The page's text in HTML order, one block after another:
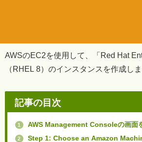
AWSのEC2を使用して、「Red Hat
（RHEL 8）のインスタンスを作成しま
記事の目次
1 AWS Management Consoleの画面
2 Step 1: Choose an Amazon